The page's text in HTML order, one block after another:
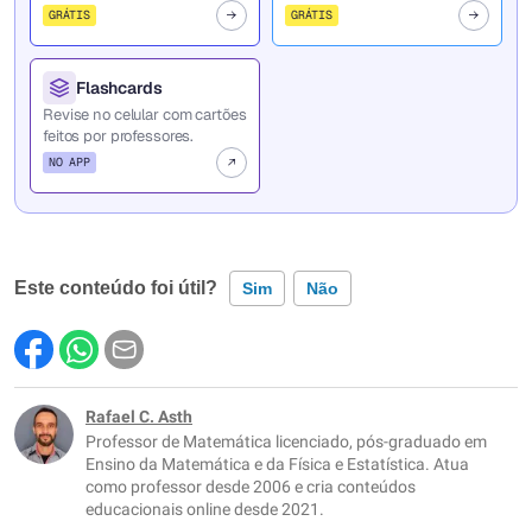
GRÁTIS GRÁTIS
Flashcards
Revise no celular com cartões
feitos por professores.
NO APP
Este conteúdo foi útil? Sim Não
Este conteúdo contém informação incorreta
Este conteúdo não tem a informação que procuro
Outro
Rafael C. Asth
Professor de Matemática licenciado, pós-graduado em
Ensino da Matemática e da Física e Estatística. Atua
como professor desde 2006 e cria conteúdos
educacionais online desde 2021.